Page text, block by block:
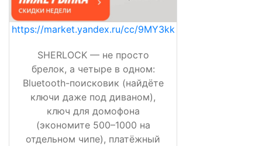
https://market.yandex.ru/cc/9MY3kk
SHERLOCK — не просто
брелок, а четыре в одном:
Bluetooth-поисковик (найдёте
ключи даже под диваном),
ключ для домофона
(экономите 500–1000 на
отдельном чипе), платёжный